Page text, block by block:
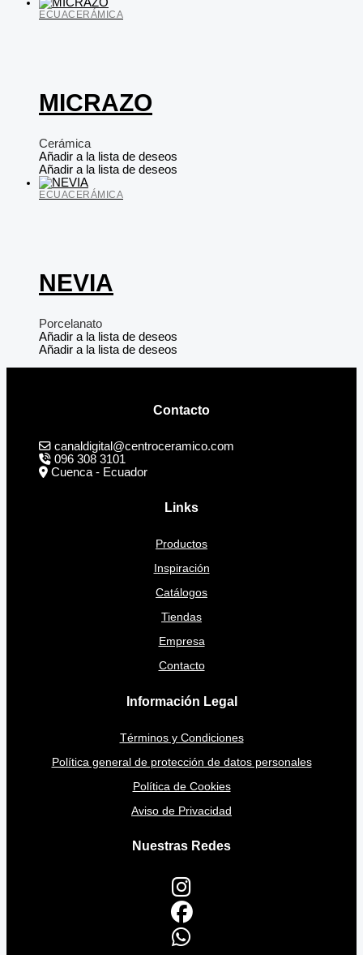
ECUACERÁMICA
MICRAZO
Cerámica
Añadir a la lista de deseos
Añadir a la lista de deseos
ECUACERÁMICA
NEVIA
Porcelanato
Añadir a la lista de deseos
Añadir a la lista de deseos
Contacto
canaldigital@centroceramico.com
096 308 3101
Cuenca - Ecuador
Links
Productos
Inspiración
Catálogos
Tiendas
Empresa
Contacto
Información Legal
Términos y Condiciones
Política general de protección de datos personales
Política de Cookies
Aviso de Privacidad
Nuestras Redes